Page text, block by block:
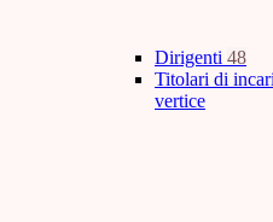
Dirigenti 48
Titolari di
vertice